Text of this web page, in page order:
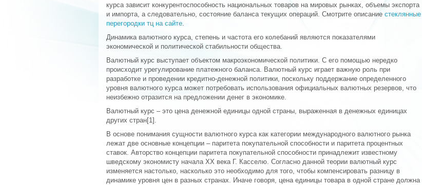
курса зависит конкурентоспособность национальных товаров на мировых рынках, объемы экспорта
и импорта, а следовательно, состояние баланса текущих операций. Смотрите описание стеклянные
перегородки тц на сайте.
Динамика валютного курса, степень и частота его колебаний являются показателями
экономической и политической стабильности общества.
Валютный курс выступает объектом макроэкономической политики. С его помощью нередко
происходит урегулирование платежного баланса. Валютный курс играет важную роль при
разработке и проведении кредитно-денежной политики, поскольку поддержание определенного
уровня валютного курса может потребовать использования официальных валютных резервов, что
неизбежно отразится на предложении денег в экономике.
Валютный курс – это цена денежной единицы одной страны, выраженная в денежных единицах
других стран[1].
В основе понимания сущности валютного курса как категории международного валютного рынка
лежат две основные концепции – паритета покупательной способности и паритета процентных
ставок. Авторство концепции паритета покупательной способности принадлежит известному
шведскому экономисту начала XX века Г. Касселю. Согласно данной теории валютный курс
изменяется настолько, насколько это необходимо для того, чтобы компенсировать разницу в
динамике уровня цен в разных странах. Иначе говоря, цена единицы товара в одной стране должна